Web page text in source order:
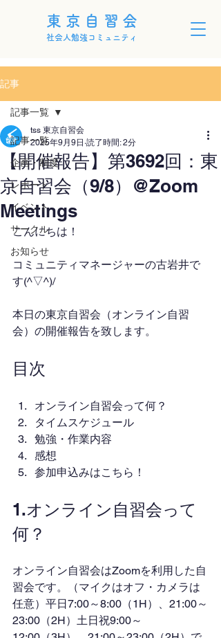
東京自習会
社会人勉強コミュニティ
記事
記事一覧
企画・制度
レポート
イベント
サークル
お知らせ
記事一覧
【開催報告】第3692回：東
京自習会（9/8）@Zoom
Meetings
tss 東京自習会
2025年9月9日 読了時間: 2分
こんにちは！
コミュニティマネージャーの古岩井で
す(^▽^)/
本日の東京自習会（オンライン自習
会）の開催報告を致します。
目次
オンライン自習会って何？
タイムスケジュール
勉強・作業内容
感想
参加申込みはこちら！
1.オンライン自習会って
何？
オンライン自習会はZoomを利用した自
習会です。（マイクはオフ・カメラは
任意）平日7:00～8:00（1H）、21:00～
23:00（2H）土日祝9:00～